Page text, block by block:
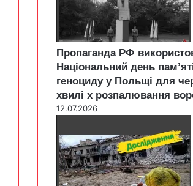
Пропаганда РФ
Національний день
геноциду у Польщі для
хвилі х розпалювання
12.07.2026